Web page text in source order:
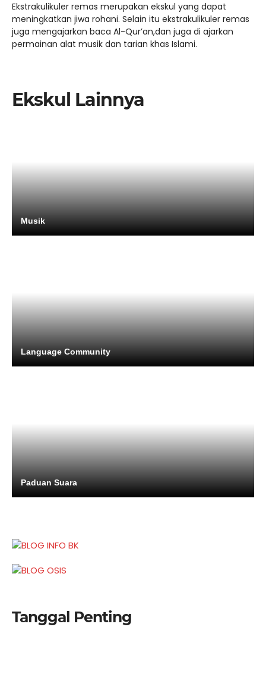
Ekstrakulikuler remas merupakan ekskul yang dapat
meningkatkan jiwa rohani. Selain itu ekstrakulikuler remas
juga mengajarkan baca Al-Qur’an,dan juga di ajarkan
permainan alat musik dan tarian khas Islami.
Ekskul Lainnya
Musik
Language Community
Paduan Suara
Tanggal Penting